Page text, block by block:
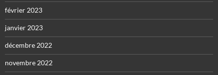
février 2023
janvier 2023
décembre 2022
novembre 2022